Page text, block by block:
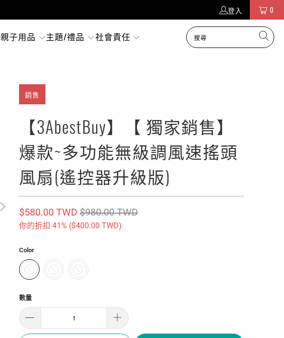
登入 0
親子用品 主題/禮品 社會責任
銷售
【3AbestBuy】【 獨家銷售】
爆款~多功能無級調風速搖頭
風扇(遙控器升級版)
$580.00 TWD $980.00 TWD
你的折扣 41% ($400.00 TWD)
Color
數量